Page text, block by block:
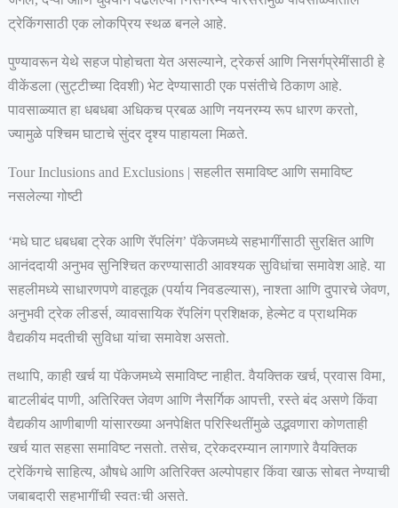
ट्रेकिंगसाठी एक लोकप्रिय स्थळ बनले आहे.
पुण्यावरून येथे सहज पोहोचता येत असल्याने, ट्रेकर्स आणि निसर्गप्रेमींसाठी हे
वीकेंडला (सुट्टीच्या दिवशी) भेट देण्यासाठी एक पसंतीचे ठिकाण आहे.
पावसाळ्यात हा धबधबा अधिकच प्रबळ आणि नयनरम्य रूप धारण करतो,
ज्यामुळे पश्चिम घाटाचे सुंदर दृश्य पाहायला मिळते.
Tour Inclusions and Exclusions | सहलीत समाविष्ट आणि समाविष्ट
नसलेल्या गोष्टी
‘मधे घाट धबधबा ट्रेक आणि रॅपलिंग’ पॅकेजमध्ये सहभागींसाठी सुरक्षित आणि
आनंददायी अनुभव सुनिश्चित करण्यासाठी आवश्यक सुविधांचा समावेश आहे. या
सहलीमध्ये साधारणपणे वाहतूक (पर्याय निवडल्यास), नाश्ता आणि दुपारचे जेवण,
अनुभवी ट्रेक लीडर्स, व्यावसायिक रॅपलिंग प्रशिक्षक, हेल्मेट व प्राथमिक
वैद्यकीय मदतीची सुविधा यांचा समावेश असतो.
तथापि, काही खर्च या पॅकेजमध्ये समाविष्ट नाहीत. वैयक्तिक खर्च, प्रवास विमा,
बाटलीबंद पाणी, अतिरिक्त जेवण आणि नैसर्गिक आपत्ती, रस्ते बंद असणे किंवा
वैद्यकीय आणीबाणी यांसारख्या अनपेक्षित परिस्थितींमुळे उद्भवणारा कोणताही
खर्च यात सहसा समाविष्ट नसतो. तसेच, ट्रेकदरम्यान लागणारे वैयक्तिक
ट्रेकिंगचे साहित्य, औषधे आणि अतिरिक्त अल्पोपहार किंवा खाऊ सोबत नेण्याची
जबाबदारी सहभागींची स्वतःची असते.